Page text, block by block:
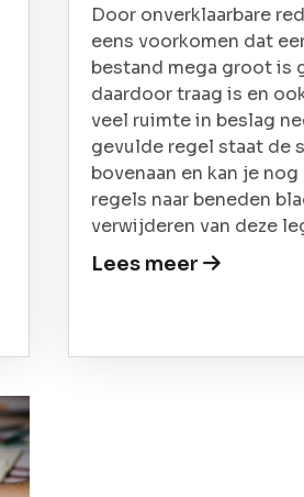
Door onverklaarbare
eens voorkomen dat
bestand mega groot is
daardoor traag is en
veel ruimte in beslag
gevulde regel staat de
bovenaan en kan je
regels naar beneden
verwijderen van deze
Lees meer